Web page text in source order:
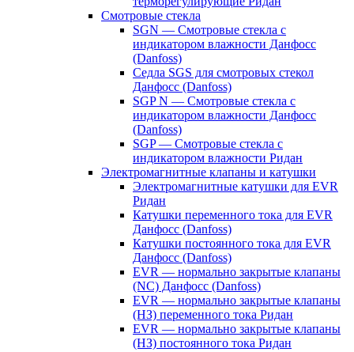
Смотровые стекла
SGN — Смотровые стекла с
индикатором влажности Данфосс
(Danfoss)
Седла SGS для смотровых стекол
Данфосс (Danfoss)
SGP N — Смотровые стекла с
индикатором влажности Данфосс
(Danfoss)
SGP — Смотровые стекла с
индикатором влажности Ридан
Электромагнитные клапаны и катушки
Электромагнитные катушки для EVR
Ридан
Катушки переменного тока для EVR
Данфосс (Danfoss)
Катушки постоянного тока для EVR
Данфосс (Danfoss)
EVR — нормально закрытые клапаны
(NC) Данфосс (Danfoss)
EVR — нормально закрытые клапаны
(НЗ) переменного тока Ридан
EVR — нормально закрытые клапаны
(НЗ) постоянного тока Ридан